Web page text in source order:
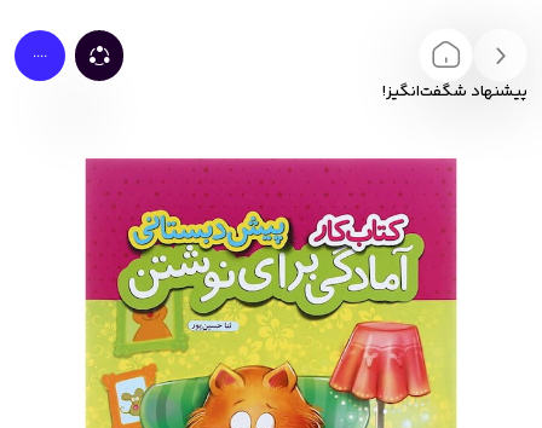
....
پیشنهاد شگفت‌انگیز!